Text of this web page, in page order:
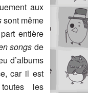
aux
sont même
entière
songs de
d’albums
car il est
les